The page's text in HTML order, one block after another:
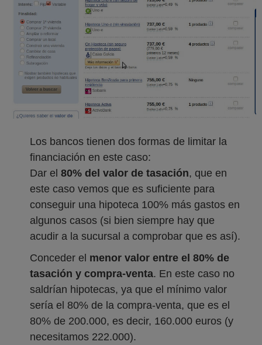
Los bancos tienen dos formas de limitar la
financiación en este caso:
Dar el 80% del valor de tasación, que en
este caso vemos que es suficiente para
conseguir una hipoteca 100% más gastos en
algunos casos (si bien siempre hay que
acudir a la sucursal a comprobar que es así).
Conceder el menor valor entre el 80% de
tasación y compra-venta. En este caso no
saldrían hipotecas, ya que el mínimo valor
sería el 80% de la compra-venta, que es el
80% de 200.000, es decir, 160.000 euros (y
necesitamos 222.000).